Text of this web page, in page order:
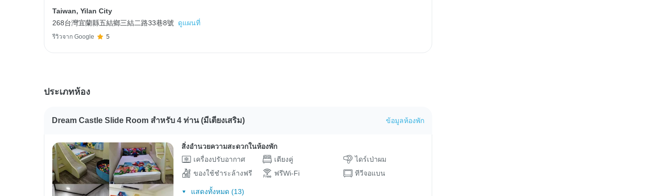
Taiwan, Yilan City
268台灣宜蘭縣五結鄉三結二路33巷8號
ดูแผนที่
รีวิวจาก Google 5
ประเภทห้อง
Dream Castle Slide Room สำหรับ 4 ท่าน (มีเตียงเสริม) ข้อมูลห้องพัก
สิ่งอำนวยความสะดวกในห้องพัก
เครื่องปรับอากาศ
เตียงคู่
ไดร์เป่าผม
ของใช้ชำระล้างฟรี
ฟรีWi-Fi ทีวีจอแบน
แสดงทั้งหมด (13)